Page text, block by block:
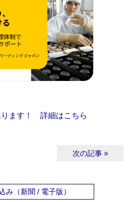
ります！ 詳細はこちら
次の記事 »
み（新聞 / 電子版）